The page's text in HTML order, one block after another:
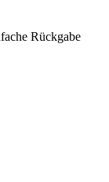
Rückgabe